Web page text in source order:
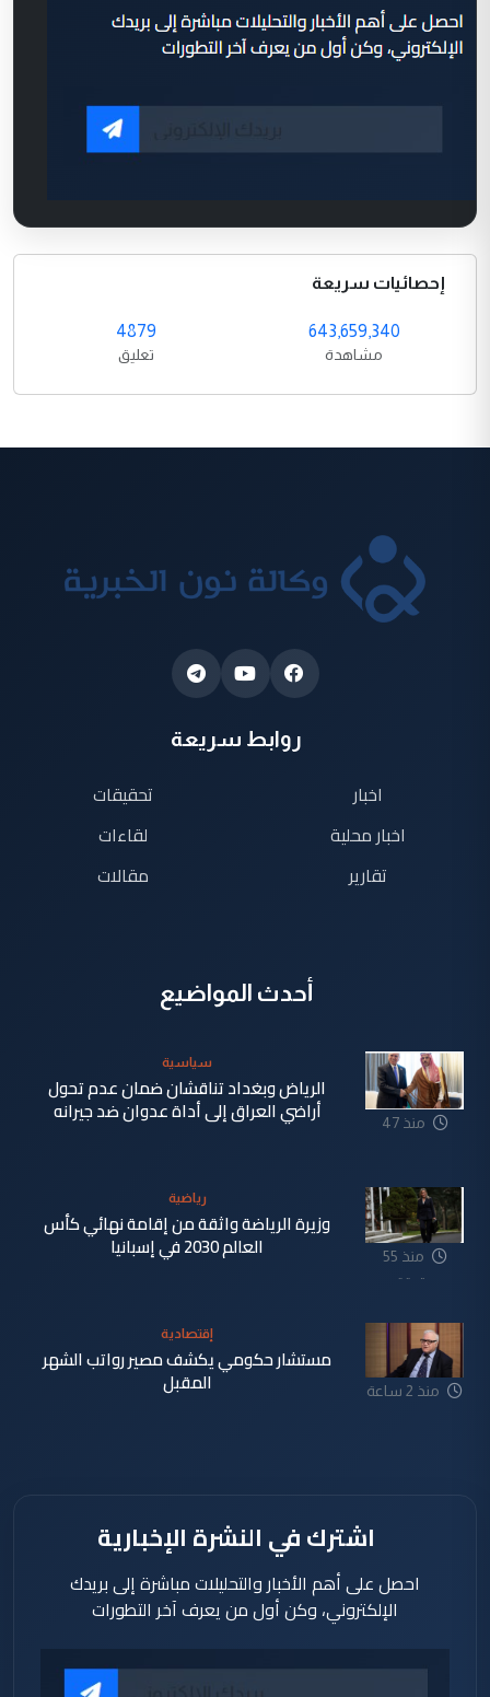
إحصائيات سريعة
643,659,340
مشاهدة
4879
تعليق
روابط سريعة
اخبار
اخبار محلية
تقارير
تحقيقات
لقاءات
مقالات
أحدث المواضيع
منذ 47
سياسية
الرياض وبغداد تناقشان ضمان عدم تحول
أراضي العراق إلى أداة عدوان ضد جيرانه
منذ 55
دقيقة
رياضية
وزيرة الرياضة واثقة من إقامة نهائي كأس
العالم 2030 في إسبانيا
منذ 2 ساعة
إقتصادية
مستشار حكومي يكشف مصير رواتب الشهر
المقبل
اشترك في النشرة الإخبارية
احصل على أهم الأخبار والتحليلات مباشرة إلى بريدك
الإلكتروني، وكن أول من يعرف آخر التطورات